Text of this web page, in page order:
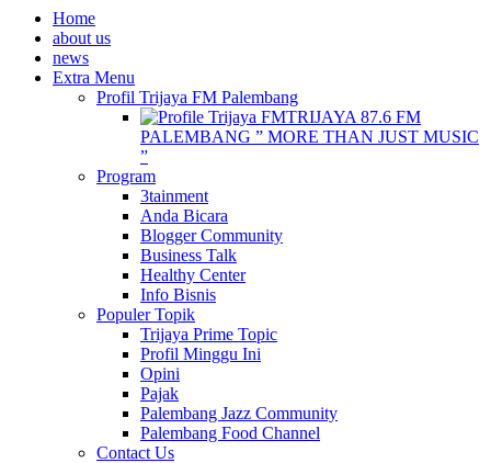
Home
about us
news
Extra Menu
Profil Trijaya FM Palembang
TRIJAYA 87.6 FM
PALEMBANG ” MORE THAN JUST MUSIC
”
Program
3tainment
Anda Bicara
Blogger Community
Business Talk
Healthy Center
Info Bisnis
Populer Topik
Trijaya Prime Topic
Profil Minggu Ini
Opini
Pajak
Palembang Jazz Community
Palembang Food Channel
Contact Us